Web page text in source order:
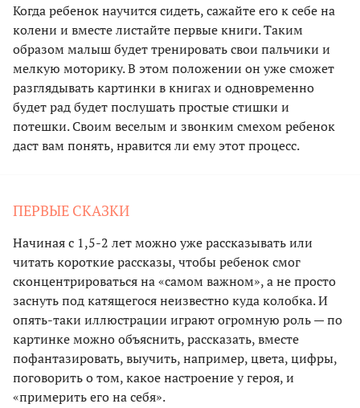
Когда ребенок научится сидеть, сажайте его к себе на
колени и вместе листайте первые книги. Таким
образом малыш будет тренировать свои пальчики и
мелкую моторику. В этом положении он уже сможет
разглядывать картинки в книгах и одновременно
будет рад будет послушать простые стишки и
потешки. Своим веселым и звонким смехом ребенок
даст вам понять, нравится ли ему этот процесс.
ПЕРВЫЕ СКАЗКИ
Начиная с 1,5-2 лет можно уже рассказывать или
читать короткие рассказы, чтобы ребенок смог
сконцентрироваться на «самом важном», а не просто
заснуть под катящегося неизвестно куда колобка. И
опять-таки иллюстрации играют огромную роль — по
картинке можно объяснить, рассказать, вместе
пофантазировать, выучить, например, цвета, цифры,
поговорить о том, какое настроение у героя, и
«примерить его на себя».